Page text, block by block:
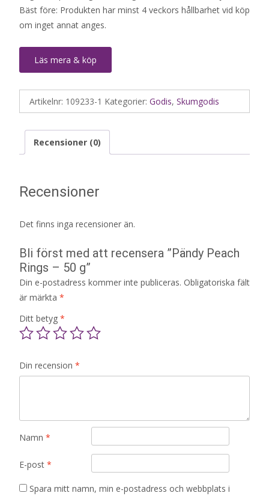
Bäst före: Produkten har minst 4 veckors hållbarhet vid köp
om inget annat anges.
Läs mera & köp
Artikelnr: 109233-1 Kategorier: Godis, Skumgodis
Recensioner (0)
Recensioner
Det finns inga recensioner än.
Bli först med att recensera ”Pändy Peach
Rings – 50 g”
Din e-postadress kommer inte publiceras. Obligatoriska fält
är märkta *
Ditt betyg *
Din recension *
Namn *
E-post *
Spara mitt namn, min e-postadress och webbplats i